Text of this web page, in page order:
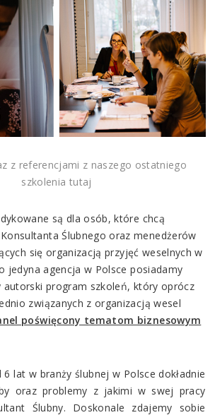
z referencjami z naszego ostatniego
szkolenia tutaj
są dla osób, które chcą
Ślubnego oraz menedżerów
się organizacją przyjęć weselnych w
jedyna agencja w Polsce posiadamy
autorski program szkoleń, który oprócz
związanych z organizacją wesel
poświęcony tematom biznesowym
6 lat w branży ślubnej w Polsce dokładnie
oraz problemy z jakimi w swej pracy
Ślubny. Doskonale zdajemy sobie